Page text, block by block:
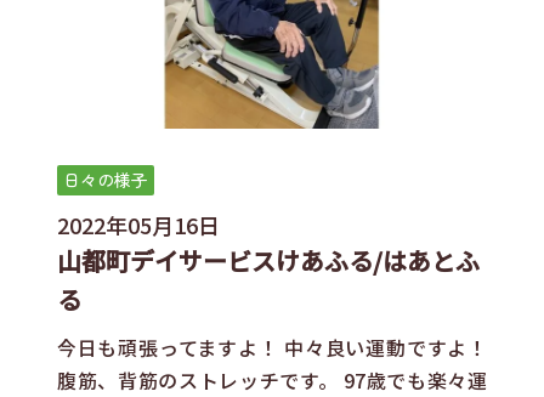
日々の様子
2022年05月16日
山都町デイサービスけあふる/はあとふ
る
今日も頑張ってますよ！ 中々良い運動ですよ！
腹筋、背筋のストレッチです。 97歳でも楽々運